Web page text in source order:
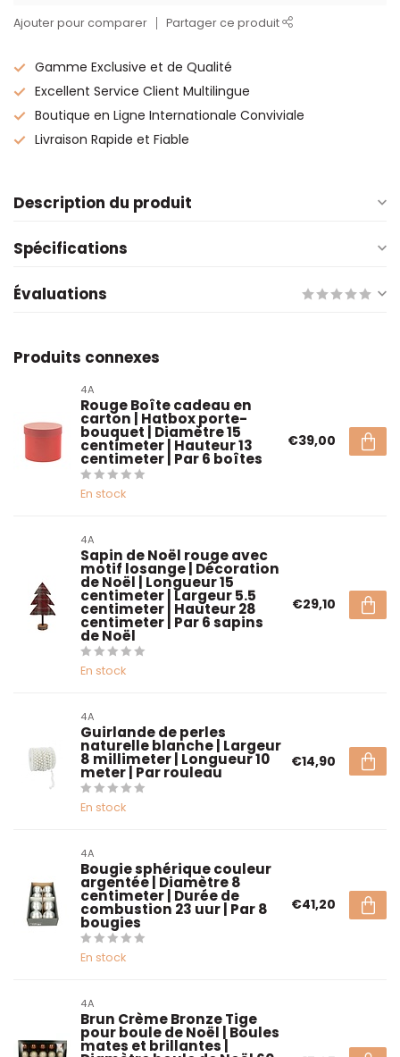
Ajouter pour comparer Partager ce produit
Gamme Exclusive et de Qualité
Excellent Service Client Multilingue
Boutique en Ligne Internationale Conviviale
Livraison Rapide et Fiable
Description du produit
Spécifications
Évaluations
Produits connexes
4A
Rouge Boîte cadeau en
carton | Hatbox porte-
bouquet | Diamètre 15
centimeter | Hauteur 13
centimeter | Par 6 boîtes
En stock
€39,00
4A
Sapin de Noël rouge avec
motif losange | Décoration
de Noël | Longueur 15
centimeter | Largeur 5.5
centimeter | Hauteur 28
centimeter | Par 6 sapins
de Noël
En stock
€29,10
4A
Guirlande de perles
naturelle blanche | Largeur
8 millimeter | Longueur 10
meter | Par rouleau
En stock
€14,90
4A
Bougie sphérique couleur
argentée | Diamètre 8
centimeter | Durée de
combustion 23 uur | Par 8
bougies
En stock
€41,20
4A
Brun Crème Bronze Tige
pour boule de Noël | Boules
mates et brillantes |